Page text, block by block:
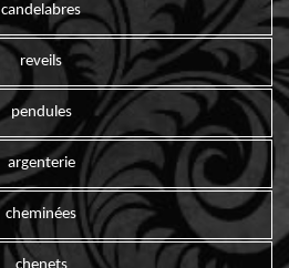
candelabres
reveils
pendules
argenterie
cheminées